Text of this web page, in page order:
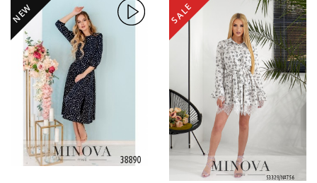
NEW SALE